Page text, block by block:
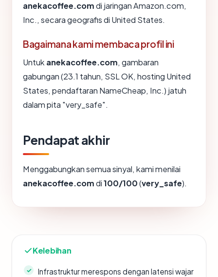
anekacoffee.comdi jaringan Amazon.com,
Inc., secara geografis di United States.
Bagaimana kami membaca profil ini
Untuk anekacoffee.com, gambaran
gabungan (23.1 tahun, SSL OK, hosting United
States, pendaftaran NameCheap, Inc.) jatuh
dalam pita "very_safe".
Pendapat akhir
Menggabungkan semua sinyal, kami menilai
anekacoffee.comdi100/100(very_safe).
Kelebihan
Infrastruktur merespons dengan latensi wajar